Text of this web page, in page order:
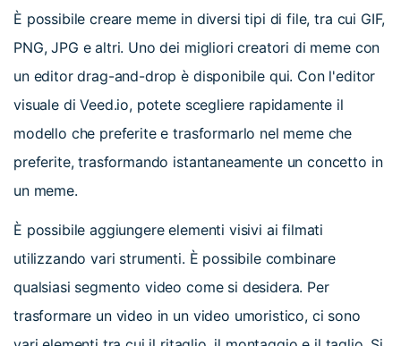
È possibile creare meme in diversi tipi di file, tra cui GIF,
PNG, JPG e altri. Uno dei migliori creatori di meme con
un editor drag-and-drop è disponibile qui. Con l'editor
visuale di Veed.io, potete scegliere rapidamente il
modello che preferite e trasformarlo nel meme che
preferite, trasformando istantaneamente un concetto in
un meme.
È possibile aggiungere elementi visivi ai filmati
utilizzando vari strumenti. È possibile combinare
qualsiasi segmento video come si desidera. Per
trasformare un video in un video umoristico, ci sono